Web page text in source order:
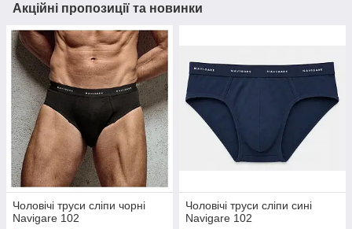
Акційні пропозиції та новинки
Чоловічі труси сліпи чорні
Navigare 102
Чоловічі труси сліпи сині
Navigare 102